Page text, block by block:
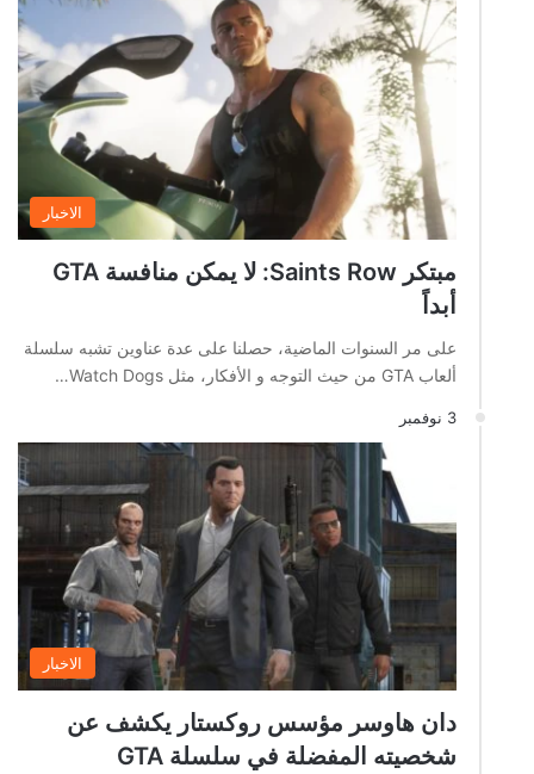
الاخبار
مبتكر Saints Row: لا يمكن منافسة GTA
أبداً
على مر السنوات الماضية، حصلنا على عدة عناوين تشبه سلسلة
ألعاب GTA من حيث التوجه و الأفكار، مثل Watch Dogs…
3 نوفمبر
الاخبار
دان هاوسر مؤسس روكستار يكشف عن
شخصيته المفضلة في سلسلة GTA